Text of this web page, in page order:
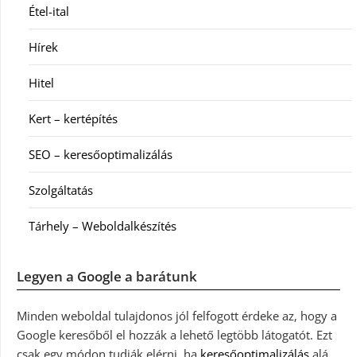
Étel-ital
Hírek
Hitel
Kert – kertépítés
SEO – keresőoptimalizálás
Szolgáltatás
Tárhely – Weboldalkészítés
Legyen a Google a barátunk
Minden weboldal tulajdonos jól felfogott érdeke az, hogy a
Google keresőből el hozzák a lehető legtöbb látogatót. Ezt
csak egy módon tudják elérni, ha keresőoptimalizálás alá